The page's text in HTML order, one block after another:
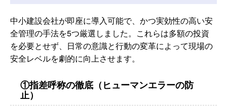
中小建設会社が即座に導入可能で、かつ実効性の高い安
全管理の手法を5つ厳選しました。これらは多額の投資
を必要とせず、日常の意識と行動の変革によって現場の
安全レベルを劇的に向上させます。
①指差呼称の徹底（ヒューマンエラーの防
止）